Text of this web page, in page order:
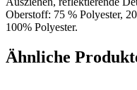
Oberstoff: 75 % Polyester,
100% Polyester.
Ähnliche